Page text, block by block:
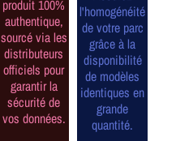
produit 100%
authentique,
sourcé via les
distributeurs
officiels pour
garantir la
sécurité de
vos données.
l'homogénéité
de votre parc
grâce à la
disponibilité
de modèles
identiques en
grande
quantité.